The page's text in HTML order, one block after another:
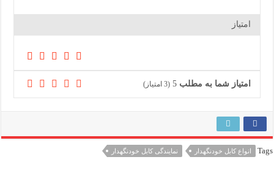
امتیاز
امتیاز شما به مطلب 5
(
3 امتیاز)
Tags انواع کابل خودنگهدار نمایندگی کابل خودنگهدار